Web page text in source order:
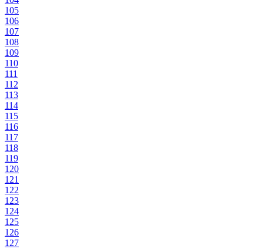
105
106
107
108
109
110
111
112
113
114
115
116
117
118
119
120
121
122
123
124
125
126
127